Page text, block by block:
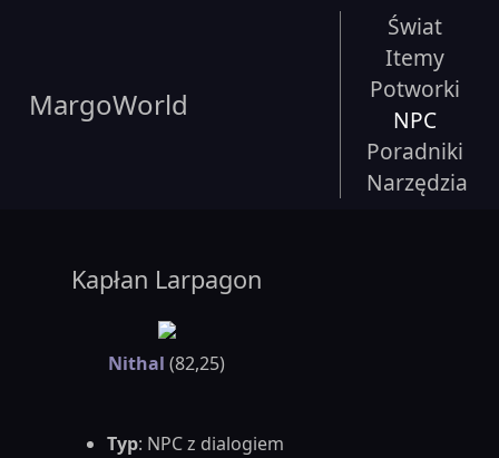
MargoWorld
Świat
Itemy
Potworki
NPC
Poradniki
Narzędzia
Kapłan Larpagon
Nithal (82,25)
Typ: NPC z dialogiem